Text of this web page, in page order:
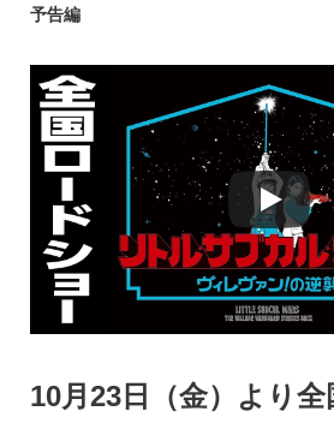
予告編
10月23日（金）より